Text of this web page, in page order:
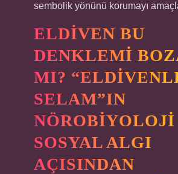
sembolik yönünü korumayı
ELDIVEN BU
DENKLEMI
MI?
SELAM”IN
NÖROBIYOLOJI
SOSYAL ALGI
AÇISINDAN